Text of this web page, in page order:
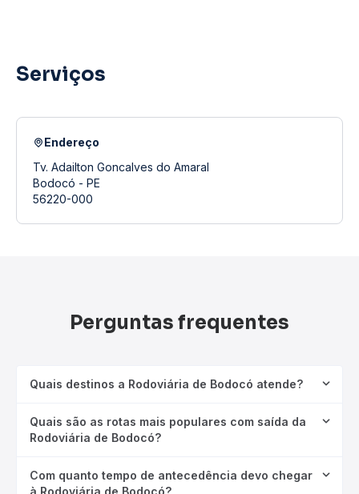
Serviços
Endereço
Tv. Adailton Goncalves do Amaral
Bodocó - PE
56220-000
Perguntas frequentes
Quais destinos a Rodoviária de Bodocó atende?
Quais são as rotas mais populares com saída da
Rodoviária de Bodocó?
Com quanto tempo de antecedência devo chegar
à Rodoviária de Bodocó?